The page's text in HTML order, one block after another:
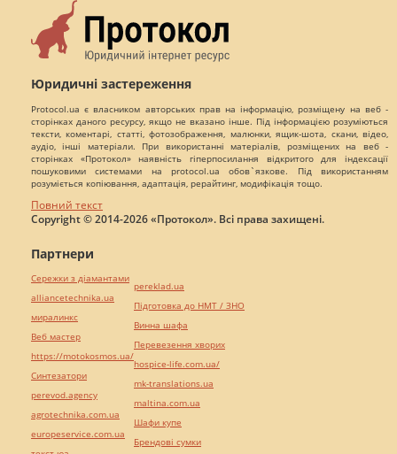
Юридичні застереження
Protocol.ua є власником авторських прав на інформацію, розміщену на веб -
сторінках даного ресурсу, якщо не вказано інше. Під інформацією розуміються
тексти, коментарі, статті, фотозображення, малюнки, ящик-шота, скани, відео,
аудіо, інші матеріали. При використанні матеріалів, розміщених на веб -
сторінках «Протокол» наявність гіперпосилання відкритого для індексації
пошуковими системами на protocol.ua обов`язкове. Під використанням
розуміється копіювання, адаптація, рерайтинг, модифікація тощо.
Повний текст
Copyright © 2014-2026 «Протокол». Всі права захищені.
Партнери
Сережки з діамантами
alliancetechnika.ua
миралинкс
Веб мастер
https://motokosmos.ua/
Синтезатори
perevod.agency
agrotechnika.com.ua
europeservice.com.ua
pereklad.ua
Підготовка до НМТ / ЗНО
Винна шафа
Перевезення хворих
hospice-life.com.ua/
mk-translations.ua
maltina.com.ua
Шафи купе
Брендові сумки